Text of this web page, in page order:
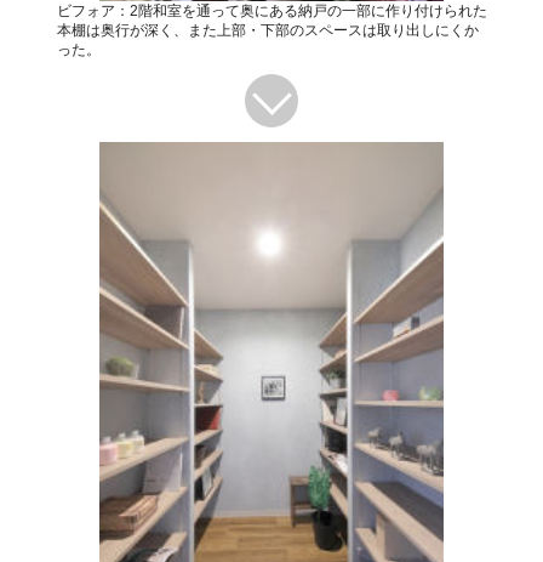
ビフォア：2階和室を通って奥にある納戸の一部に作り付けられた
本棚は奥行が深く、また上部・下部のスペースは取り出しにくか
った。